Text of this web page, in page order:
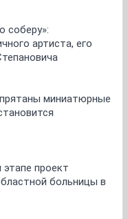
соберу»:
артиста, его
миниатюрные
проект
больницы в